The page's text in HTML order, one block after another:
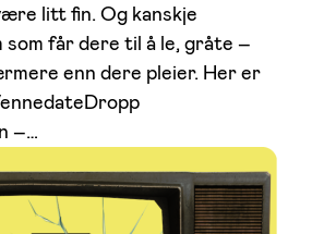
litt fin. Og kanskje
som får dere til å le, gråte –
enn dere pleier. Her er
–…